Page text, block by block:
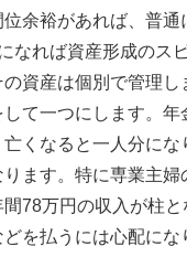
余裕があれば、普通
なれば資産形成のス
資産は個別で管理し
て一つにします。年
くなると一人分にな
ます。特に専業主婦
78万円の収入が柱
を払うには心配にな